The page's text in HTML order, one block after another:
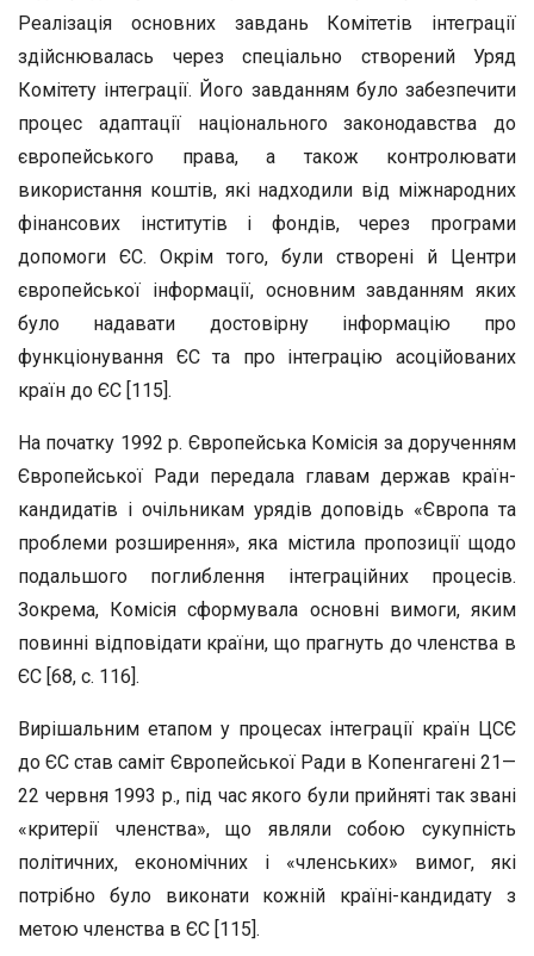
Реалізація основних завдань Комітетів інтеграції
здійснювалась через спеціально створений Уряд
Комітету інтеграції. Його завданням було забезпечити
процес адаптації національного законодавства до
європейського права, а також контролювати
використання коштів, які надходили від міжнародних
фінансових інститутів і фондів, через програми
допомоги ЄС. Окрім того, були створені й Центри
європейської інформації, основним завданням яких
було надавати достовірну інформацію про
функціонування ЄС та про інтеграцію асоційованих
країн до ЄС [115].
На початку 1992 р. Європейська Комісія за дорученням
Європейської Ради передала главам держав країн-
кандидатів і очільникам урядів доповідь «Європа та
проблеми розширення», яка містила пропозиції щодо
подальшого поглиблення інтеграційних процесів.
Зокрема, Комісія сформувала основні вимоги, яким
повинні відповідати країни, що прагнуть до членства в
ЄС [68, с. 116].
Вирішальним етапом у процесах інтеграції країн ЦСЄ
до ЄС став саміт Європейської Ради в Копенгагені 21—
22 червня 1993 р., під час якого були прийняті так звані
«критерії членства», що являли собою сукупність
політичних, економічних і «членських» вимог, які
потрібно було виконати кожній країні-кандидату з
метою членства в ЄС [115].